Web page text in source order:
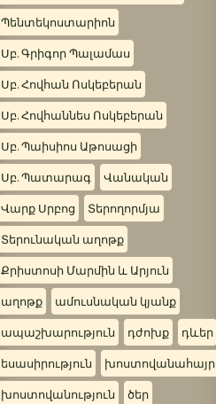
Պենտեկոստարիոն
Սբ. Գրիգոր Պալամաս
Սբ. Հովհան Ոսկեբերան
Սբ. Հովհաննես Ոսկեբերան
Սբ. Պաիսիոս Աթոսացի
Սբ. Պատարագ Վանական
Վարք Սրբոց Տերողորմյա
Տերունական աղոթք
Քրիստոսի Մարմին և Արյուն
աղոթք ամուսնական կյանք
ապաշխարություն դժոխք դևեր
եսասիրություն խոստովանահայր
խոստովանություն ծեր